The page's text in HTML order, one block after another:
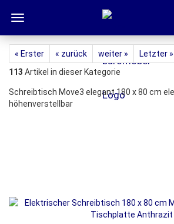
« Erster « zurück weiter »
Letzter »
113 Artikel in dieser Kategorie
Schreibtisch Move3 elegant 180 x 80 cm
höhenverstellbar